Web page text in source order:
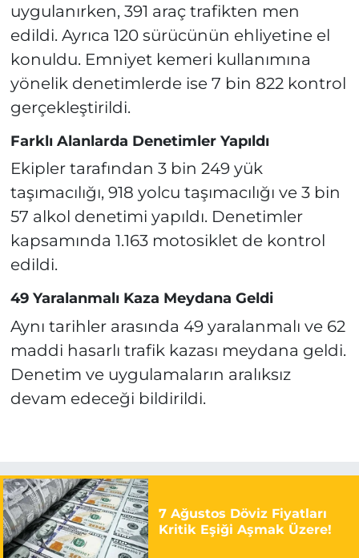
uygulanırken, 391 araç trafikten men
edildi. Ayrıca 120 sürücünün ehliyetine el
konuldu. Emniyet kemeri kullanımına
yönelik denetimlerde ise 7 bin 822 kontrol
gerçekleştirildi.
Farklı Alanlarda Denetimler Yapıldı
Ekipler tarafından 3 bin 249 yük
taşımacılığı, 918 yolcu taşımacılığı ve 3 bin
57 alkol denetimi yapıldı. Denetimler
kapsamında 1.163 motosiklet de kontrol
edildi.
49 Yaralanmalı Kaza Meydana Geldi
Aynı tarihler arasında 49 yaralanmalı ve 62
maddi hasarlı trafik kazası meydana geldi.
Denetim ve uygulamaların aralıksız
devam edeceği bildirildi.
7 Ağustos Döviz Fiyatları
Kritik Eşiği Aşmak Üzere!